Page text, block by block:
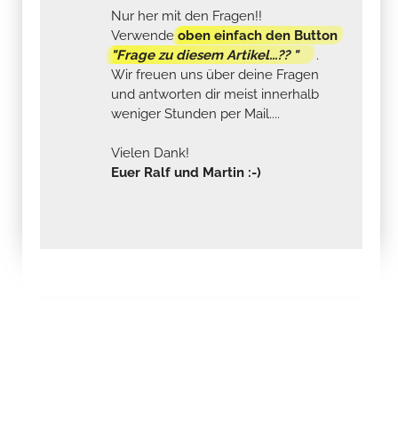
Nur her mit den Fragen!!
Verwendeoben einfach den Button
"Frage zu diesem Artikel...?? "
.
Wir freuen uns über deine Fragen
und antworten dir meist innerhalb
weniger Stunden per Mail....
Vielen Dank!
Euer Ralf und Martin :-)